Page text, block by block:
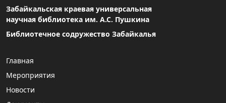
Забайкальская краевая универсальная
научная библиотека им. А.С. Пушкина
Библиотечное содружество Забайкалья
Главная
Мероприятия
Новости